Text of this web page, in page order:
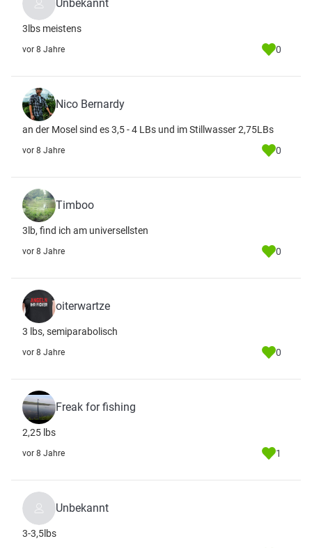
Unbekannt
3lbs meistens
vor 8 Jahre 0
Nico Bernardy
an der Mosel sind es 3,5 - 4 LBs und im Stillwasser 2,75LBs
vor 8 Jahre 0
Timboo
3lb, find ich am universellsten
vor 8 Jahre 0
oiterwartze
3 lbs, semiparabolisch
vor 8 Jahre 0
Freak for fishing
2,25 lbs
vor 8 Jahre 1
Unbekannt
3-3,5lbs